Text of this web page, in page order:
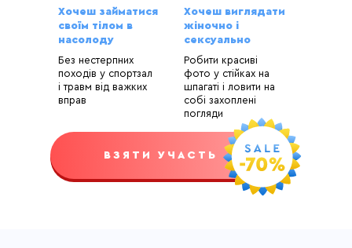
Хочеш займатися
своїм тілом в
насолоду
Без нестерпних
походів у спортзал
і травм від важких
вправ
Хочеш виглядати
жіночно і
сексуально
Робити красиві
фото у стійках на
шпагаті і ловити на
собі захоплені
погляди
ВЗЯТИ УЧАСТЬ